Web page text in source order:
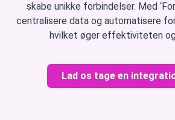
skabe unikke forbindelser. Med
centralisere data og automatisere
hvilket øger effektiviteten
Lad os tage en